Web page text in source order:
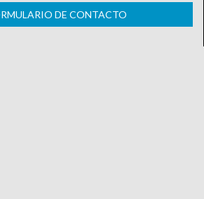
DE CONTACTO